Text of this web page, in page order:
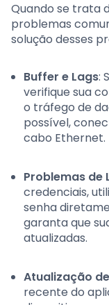
Quando se trata
problemas
solução desses
Buffer e Lags:
verifique sua
o tráfego de
possível,
cabo Ethernet.
Problemas de
credenciais,
senha
garanta que
atualizadas.
Atualização
recente do